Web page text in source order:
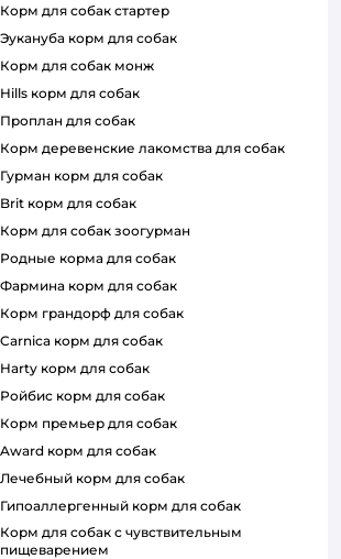
корм для собак стартер
эукануба корм для собак
корм для собак монж
hills корм для собак
проплан для собак
корм деревенские лакомства для собак
гурман корм для собак
brit корм для собак
корм для собак зоогурман
родные корма для собак
фармина корм для собак
корм грандорф для собак
carnica корм для собак
harty корм для собак
ройбис корм для собак
корм премьер для собак
award корм для собак
лечебный корм для собак
гипоаллергенный корм для собак
корм для собак с чувствительным
пищеварением